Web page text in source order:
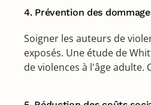
4. Prévention des
Soigner les auteurs de
exposés. Une étude de
de violences à l'âge